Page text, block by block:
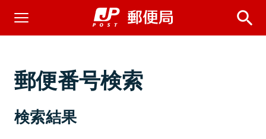
郵便番号検索
検索結果